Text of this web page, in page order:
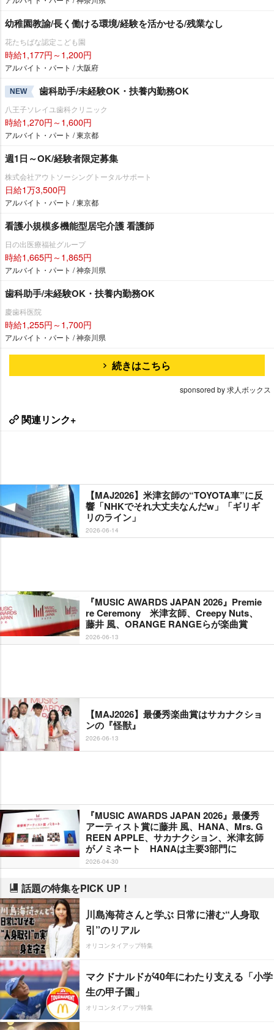
幼稚園教諭/長く働ける環境/経験を活かせる/残業なし
花たちばな認定こども園
時給1,177円～1,200円
アルバイト・パート / 大阪府
NEW 歯科助手/未経験OK・扶養内勤務OK
八王子ソレイユ歯科クリニック
時給1,270円～1,600円
アルバイト・パート / 東京都
週1日～OK/経験者限定募集
株式会社アウトソーシングトータルサポート
日給1万3,500円
アルバイト・パート / 東京都
看護小規模多機能型居宅介護 看護師
日の出医療福祉グループ
時給1,665円～1,865円
アルバイト・パート / 神奈川県
歯科助手/未経験OK・扶養内勤務OK
慶歯科医院
時給1,255円～1,700円
アルバイト・パート / 神奈川県
続きはこちら
sponsored by 求人ボックス
関連リンク+
【MAJ2026】米津玄師の“TOYOTA車”に反
響「NHKでそれ大丈夫なんだw」「ギリギ
リのライン」
2026-06-14
『MUSIC AWARDS JAPAN 2026』Premie
re Ceremony 米津玄師、Creepy Nuts、
藤井 風、ORANGE RANGEらが楽曲賞
2026-06-13
【MAJ2026】最優秀楽曲賞はサカナクショ
ンの『怪獣』
2026-06-13
『MUSIC AWARDS JAPAN 2026』最優秀
アーティスト賞に藤井 風、HANA、Mrs. G
REEN APPLE、サカナクション、米津玄師
がノミネート HANAは主要3部門に
2026-04-30
話題の特集をPICK UP！
川島海荷さんと学ぶ 日常に潜む“人身取
引”のリアル
オリコンタイアップ特集
マクドナルドが40年にわたり支える「小学
生の甲子園」
オリコンタイアップ特集